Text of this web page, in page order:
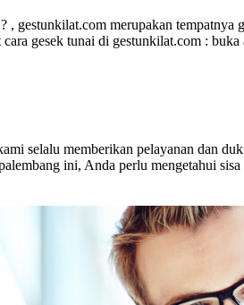
gestunkilat.com merupakan
gesek tunai di gestunkilat.com :
selalu memberikan pelayanan dan
ini, Anda perlu mengetahui